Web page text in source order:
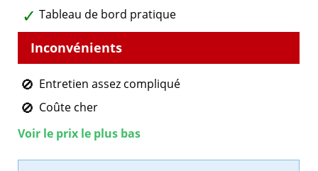
Tableau de bord pratique
Entretien assez compliqué
Coûte cher
Voir le prix le plus bas